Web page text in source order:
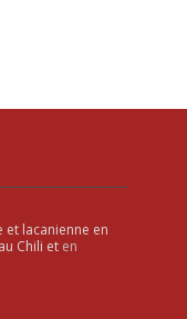
lacanienne en
Chili et en